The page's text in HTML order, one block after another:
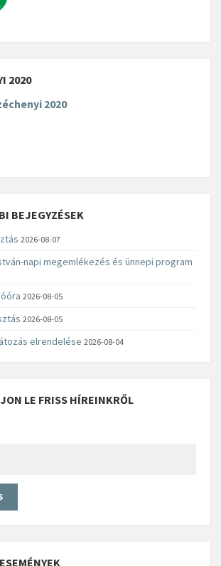
2020
2020
BEJEGYZÉSEK
2026-08-07
napi megemlékezés és ünnepi program
2026-08-05
2026-08-05
elrendelése 2026-08-04
LE FRISS HÍREINKRŐL